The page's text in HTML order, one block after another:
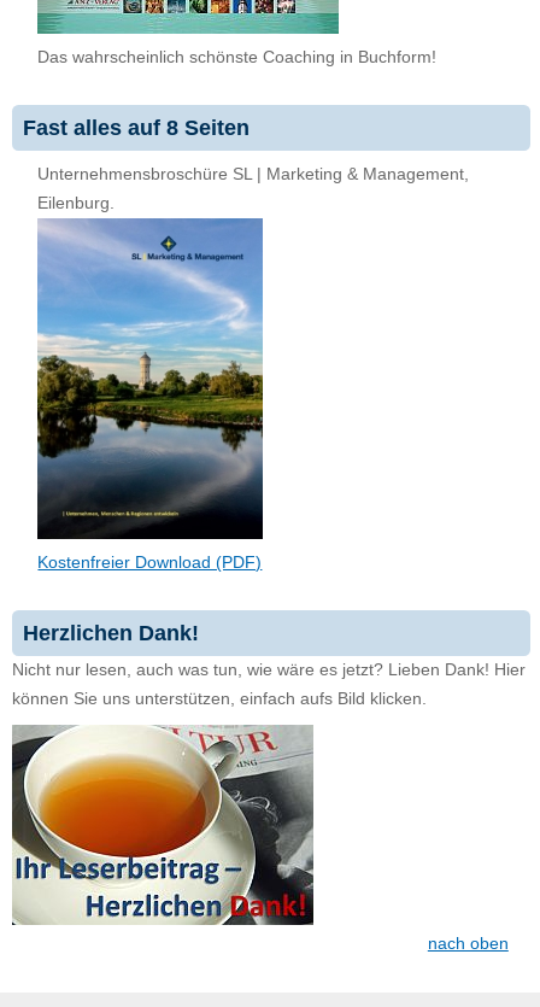
Das wahrscheinlich schönste Coaching in Buchform!
Fast alles auf 8 Seiten
Unternehmensbroschüre SL | Marketing & Management,
Eilenburg.
Kostenfreier Download (PDF)
Herzlichen Dank!
Nicht nur lesen, auch was tun, wie wäre es jetzt? Lieben Dank! Hier
können Sie uns unterstützen, einfach aufs Bild klicken.
nach oben